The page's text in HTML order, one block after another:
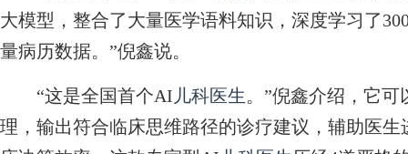
大模型，整合了大量医学语料知识，深度学习了
量病历数据。”倪鑫说。
“这是全国首个AI 儿科医生。”倪鑫介绍，它
理，输出符合临床思维路径的诊疗建议，辅助医